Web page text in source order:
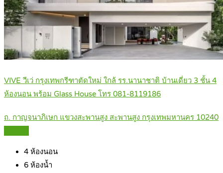
VIVE วีเว่ กรุงเทพกรีฑาตัดใหม่ ใกล้ รร.นานาชาติ บ้านเดี่ยว 3 ชั้น 4
ห้องนอน พร้อม Glass House โทร 081-8119186
ถ. กาญจนาภิเษก แขวงสะพานสูง สะพานสูง กรุงเทพมหานคร 10240
4 ห้องนอน
6 ห้องน้ำ